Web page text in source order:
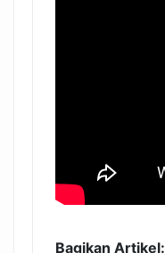
Bagikan Artikel: